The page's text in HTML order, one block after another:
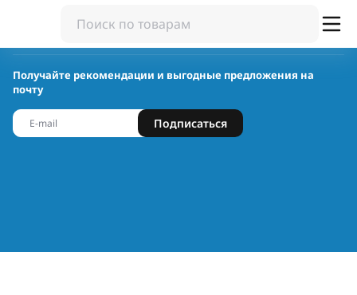
Получайте рекомендации и выгодные предложения на
почту
Подписаться